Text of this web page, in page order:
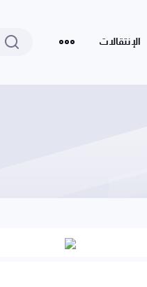
الإنتقالات